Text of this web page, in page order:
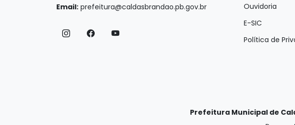
Email: prefeitura@caldasbrandao.pb.gov.br
Ouvidoria
E-SIC
Política de
Prefeitura Municipal de